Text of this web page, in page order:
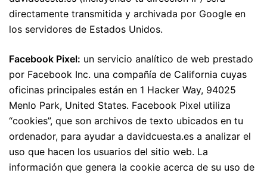
directamente transmitida y archivada por Google en
los servidores de Estados Unidos.
Facebook Pixel: un servicio analítico de web prestado
por Facebook Inc. una compañía de California cuyas
oficinas principales están en 1 Hacker Way, 94025
Menlo Park, United States. Facebook Pixel utiliza
“cookies”, que son archivos de texto ubicados en tu
ordenador, para ayudar a davidcuesta.es a analizar el
uso que hacen los usuarios del sitio web. La
información que genera la cookie acerca de su uso de